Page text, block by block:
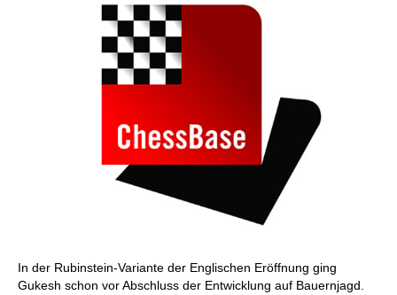
In der Rubinstein-Variante der Englischen Eröffnung ging
Gukesh schon vor Abschluss der Entwicklung auf Bauernjagd.